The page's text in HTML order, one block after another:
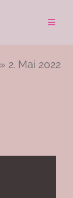
» 2. Mai 2022